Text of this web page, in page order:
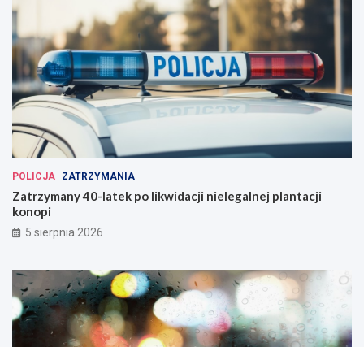
POLICJA ZATRZYMANIA
Zatrzymany 40-latek po likwidacji nielegalnej plantacji
konopi
5 sierpnia 2026